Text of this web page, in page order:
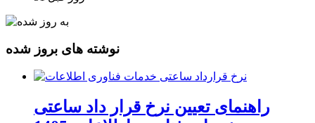
نوشته های بروز شده
راهنمای تعیین نرخ قرار داد ساعتی